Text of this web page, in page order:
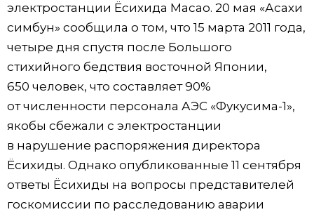
электростанции Ёсихида Масао. 20 мая «Асахи
симбун» сообщила о том, что 15 марта 2011 года,
четыре дня спустя после Большого
стихийного бедствия восточной Японии,
650 человек, что составляет 90%
от численности персонала АЭС «Фукусима-1»,
якобы сбежали с электростанции
в нарушение распоряжения директора
Ёсихиды. Однако опубликованные 11 сентября
ответы Ёсихиды на вопросы представителей
госкомиссии по расследованию аварии